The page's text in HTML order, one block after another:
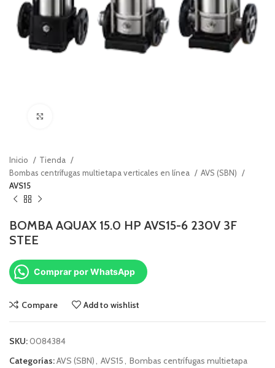
Inicio
Tienda
Bombas centrífugas multietapa verticales en línea
AVS (SBN)
AVS15
BOMBA AQUAX 15.0 HP AVS15-6 230V 3F
STEE
Comprar por WhatsApp
Compare Add to wishlist
SKU:0084384
Categorías:AVS (SBN), AVS15, Bombas centrífugas multietapa